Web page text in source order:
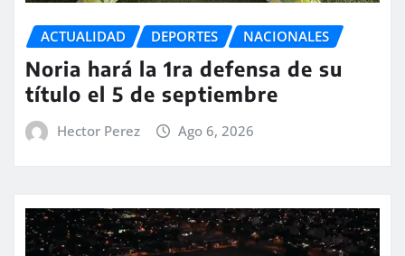
ACTUALIDAD DEPORTES NACIONALES
Noria hará la 1ra defensa de su
título el 5 de septiembre
Hector Perez Ago 6, 2026